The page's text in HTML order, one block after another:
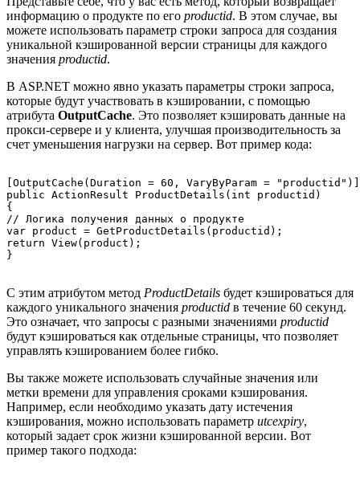
информацию о продукте по его productid. В этом случае, вы
можете использовать параметр строки запроса для создания
уникальной кэшированной версии страницы для каждого
значения productid.
В ASP.NET можно явно указать параметры строки запроса,
которые будут участвовать в кэшировании, с помощью
атрибута OutputCache. Это позволяет кэшировать данные на
прокси-сервере и у клиента, улучшая производительность за
счет уменьшения нагрузки на сервер. Вот пример кода:
[OutputCache(Duration = 60, VaryByParam = "productid")]
public ActionResult ProductDetails(int productid)
{
// Логика получения данных о продукте
var product = GetProductDetails(productid);
return View(product);
С этим атрибутом метод ProductDetails будет кэшироваться для
каждого уникального значения productid в течение 60 секунд.
Это означает, что запросы с разными значениями productid
будут кэшироваться как отдельные страницы, что позволяет
управлять кэшированием более гибко.
Вы также можете использовать случайные значения или
метки времени для управления сроками кэширования.
Например, если необходимо указать дату истечения
кэширования, можно использовать параметр utcexpiry,
который задает срок жизни кэшированной версии. Вот
пример такого подхода: